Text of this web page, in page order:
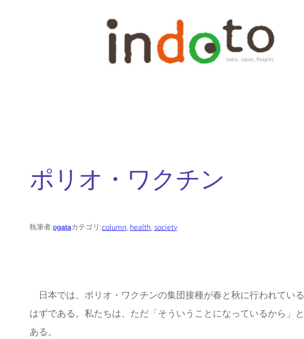
ポリオ・ワクチン
執筆者:ogataカテゴリ:column, health, society
日本では、ポリオ・ワクチンの集団接種が春と秋に行われてい
はずである。私たちは、ただ「そういうことになっているから」
ある。